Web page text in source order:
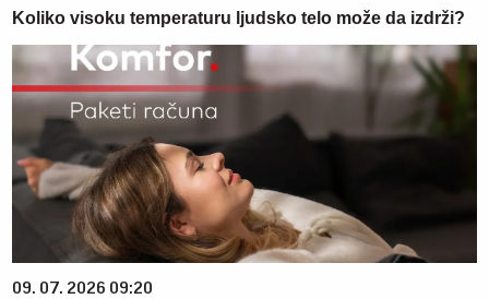
Koliko visoku temperaturu ljudsko telo može da izdrži?
09. 07. 2026 09:20